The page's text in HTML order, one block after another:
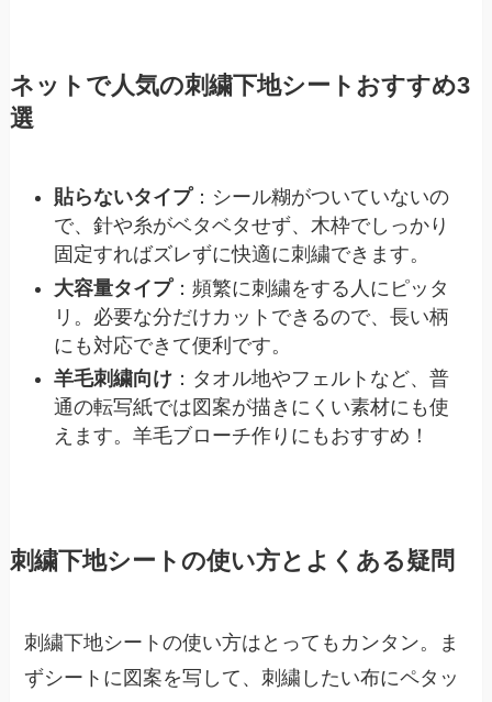
ネットで人気の刺繍下地シートおすすめ3
選
貼らないタイプ：シール糊がついていないの
で、針や糸がベタベタせず、木枠でしっかり
固定すればズレずに快適に刺繍できます。
大容量タイプ：頻繁に刺繍をする人にピッタ
リ。必要な分だけカットできるので、長い柄
にも対応できて便利です。
羊毛刺繍向け ：タオル地やフェルトなど、普
通の転写紙では図案が描きにくい素材にも使
えます。羊毛ブローチ作りにもおすすめ！
刺繍下地シートの使い方とよくある疑問
刺繍下地シートの使い方はとってもカンタン。ま
ずシートに図案を写して、刺繍したい布にペタッ